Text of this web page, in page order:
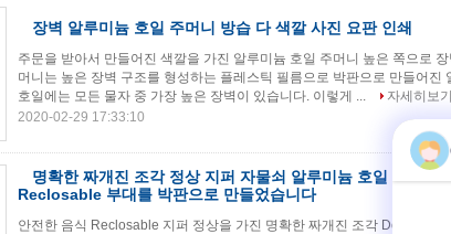
장벽 알루미늄 호일 주머니 방습 다 색깔 사진 요판 인쇄
주문을 받아서 만들어진 색깔을 가진 알루미늄 호일 주머니 높은 쪽으로
머니는 높은 장벽 구조를 형성하는 플레스틱 필름으로 박판으로 만들어진
호일에는 모든 물자 중 가장 높은 장벽이 있습니다. 이렇게 ...
자세히보기
2020-02-29 17:33:10
명확한 짜개진 조각 정상 지퍼 자물쇠 알루미늄 호일 부대, 알
Reclosable 부대를 박판으로 만들었습니다
안전한 음식 Reclosable 지퍼 정상을 가진 명확한 짜개진 조각 Doypack